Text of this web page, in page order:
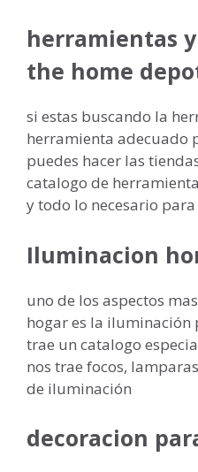
herramientas
the home
si estas buscando la
herramienta adecuado
puedes hacer las
catalogo de
y todo lo necesario
Iluminacion
uno de los aspectos
hogar es la
trae un catalogo
nos trae focos,
de iluminación
decoracion